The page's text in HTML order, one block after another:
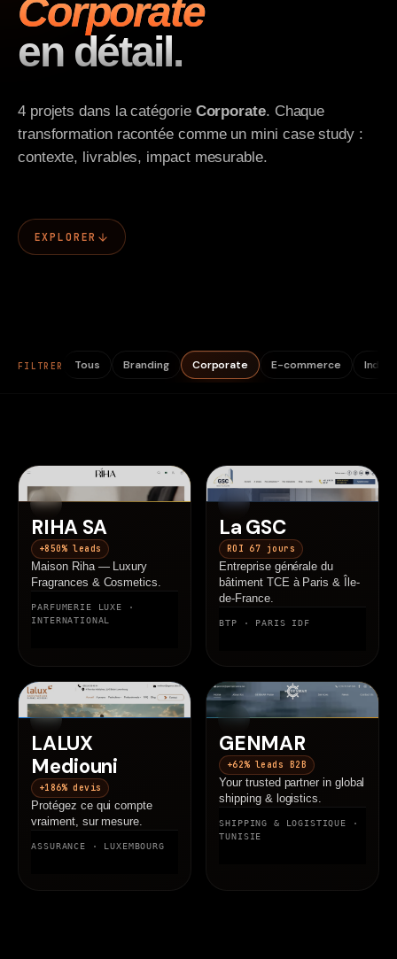
Contact
Corporate
en détail.
4 projets dans la catégorie Corporate. Chaque
transformation racontée comme un mini case study :
contexte, livrables, impact mesurable.
EXPLORER
FILTRER Tous Branding Corporate E-commerce
2024
RIHA SA
+850% leads
Maison Riha — Luxury
Fragrances & Cosmetics.
PARFUMERIE LUXE ·
INTERNATIONAL
2024
La GSC
ROI 67 jours
Entreprise générale du
bâtiment TCE à Paris & Île-
de-France.
BTP · PARIS IDF
2024
LALUX
Mediouni
+186% devis
Protégez ce qui compte
vraiment, sur mesure.
ASSURANCE · LUXEMBOURG
GENMAR
+62% leads B2B
Your trusted partner in global
shipping & logistics.
SHIPPING & LOGISTIQUE ·
TUNISIE